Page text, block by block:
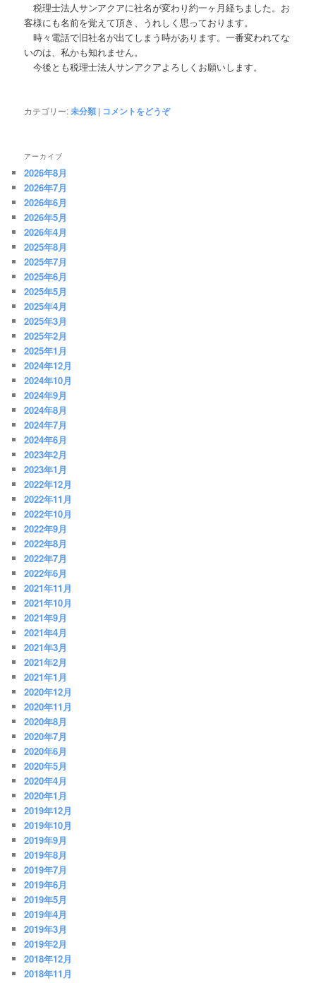
税理士法人サンアクアに社名が変わり約一ヶ月経ちました。お
客様にも名前を覚えて頂き、うれしく思っております。
時々電話で旧社名が出てしまう時があります。一番変われてな
いのは、私かも知れません。
今後とも税理士法人サンアクアよろしくお願いします。
カテゴリー:未分類 | コメントをどうぞ
アーカイブ
2026年8月
2026年7月
2026年6月
2026年5月
2026年4月
2025年8月
2025年7月
2025年6月
2025年5月
2025年4月
2025年3月
2025年2月
2025年1月
2024年12月
2024年10月
2024年9月
2024年8月
2024年7月
2024年6月
2023年2月
2023年1月
2022年12月
2022年11月
2022年10月
2022年9月
2022年8月
2022年7月
2022年6月
2021年11月
2021年10月
2021年9月
2021年4月
2021年3月
2021年2月
2021年1月
2020年12月
2020年11月
2020年8月
2020年7月
2020年6月
2020年5月
2020年4月
2020年1月
2019年12月
2019年10月
2019年9月
2019年8月
2019年7月
2019年6月
2019年5月
2019年4月
2019年3月
2019年2月
2018年12月
2018年11月